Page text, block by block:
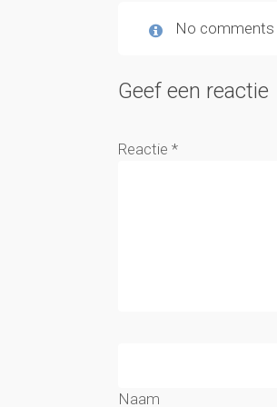
No comments
Geef een reactie
Reactie*
Naam